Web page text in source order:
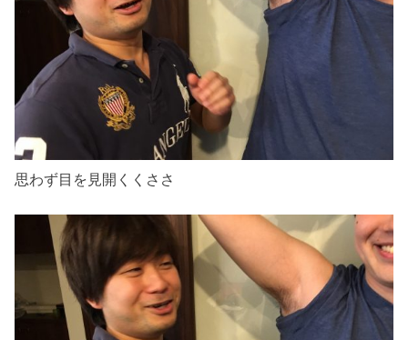
思わず目を見開くくささ